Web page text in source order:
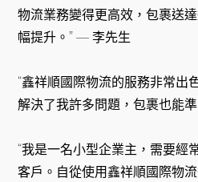
物流業務變得更高效，包裹送
幅提升。” — 李先生
“鑫祥順國際物流的服務非常出
解決了我許多問題，包裹也能
“我是一名小型企業主，需要經
客戶。自從使用鑫祥順國際物